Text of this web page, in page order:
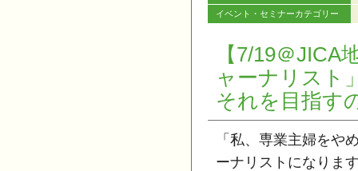
イベント・セミナーカテゴリー
【7/19＠
ャーナリスト
それを目指す
「私、専業主婦をや
ーナリストになりま